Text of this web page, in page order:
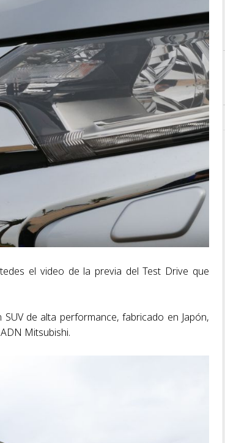
el video de la previa del Test Drive que
SUV de alta performance, fabricado en Japón,
Mitsubishi.